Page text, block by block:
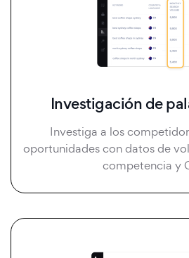
Investigación de
Investiga a los
oportunidades con datos de
competencia y